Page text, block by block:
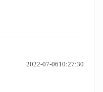
2022-07-0610:27:30